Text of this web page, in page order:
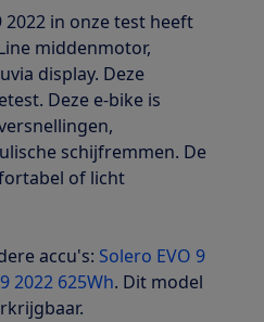
2022 in onze test heeft
middenmotor,
display. Deze
Deze e-bike is
schijfremmen. De
of licht
accu's: Solero EVO 9
2022 625Wh. Dit model